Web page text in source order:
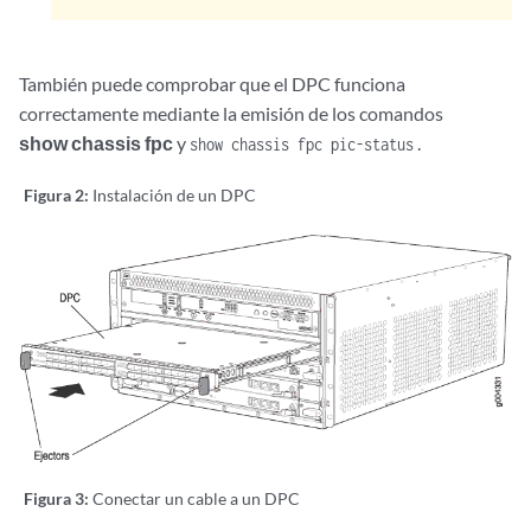
También puede comprobar que el DPC funciona
correctamente mediante la emisión de los comandos
show chassis fpcy show chassis fpc pic-status
Figura 2: Instalación de un DPC
Figura 3: Conectar un cable a un DPC